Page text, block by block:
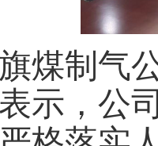
煤制气
示，公